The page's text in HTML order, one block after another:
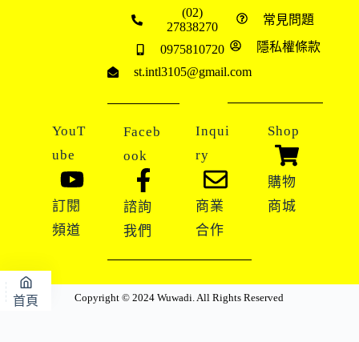
(02)
27838270
0975810720
st.intl3105@gmail.com
常見問題
隱私權條款
YouT
ube
訂閱
頻道
Faceb
ook
諮詢
我們
Inqui
ry
商業
合作
Shop
購物
商城
Copyright © 2024 Wuwadi. All Rights Reserved
首頁